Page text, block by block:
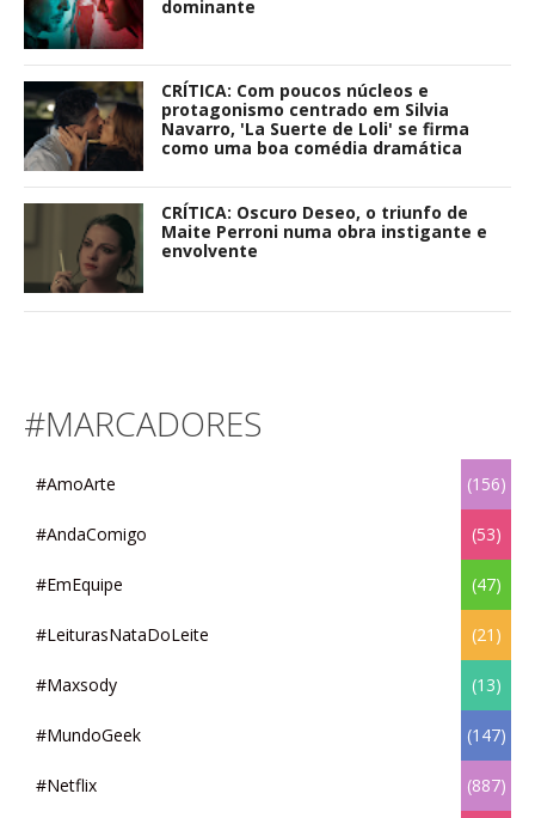
dominante
CRÍTICA: Com poucos núcleos e
protagonismo centrado em Silvia
Navarro, 'La Suerte de Loli' se firma
como uma boa comédia dramática
CRÍTICA: Oscuro Deseo, o triunfo de
Maite Perroni numa obra instigante e
envolvente
#MARCADORES
#AmoArte (156)
#AndaComigo (53)
#EmEquipe (47)
#LeiturasNataDoLeite (21)
#Maxsody (13)
#MundoGeek (147)
#Netflix (887)